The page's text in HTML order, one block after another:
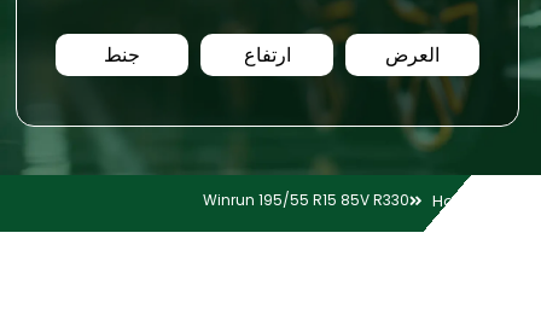
العرض ارتفاع جنط
Home
Winrun 195/55 R15 85V R330